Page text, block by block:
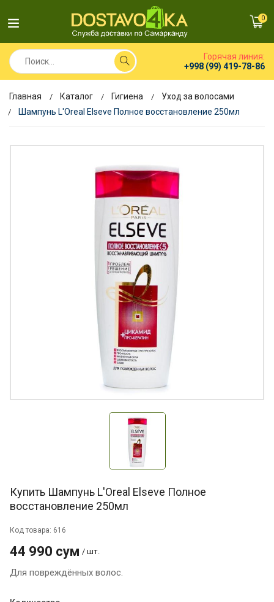
0
Горячая линия:
+998 (99) 419-78-86
Главная Каталог Гигиена
Уход за волосами
Шампунь L'Oreal Elseve Полное восстановление 250мл
Купить Шампунь L'Oreal Elseve Полное
восстановление 250мл
Код товара: 616
44 990 сум / шт.
Для повреждённых волос.